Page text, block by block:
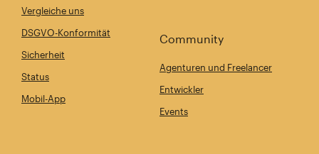
Vergleiche uns
DSGVO-Konformität
Sicherheit
Status
Mobil-App
Community
Agenturen und Freelancer
Entwickler
Events